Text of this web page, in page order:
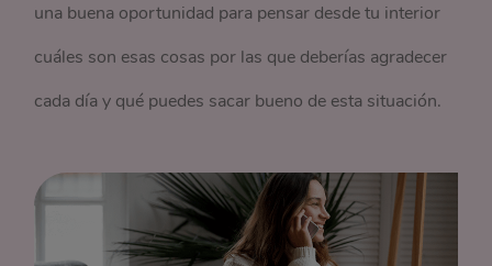
una buena oportunidad para pensar desde tu interior
cuáles son esas cosas por las que deberías agradecer
cada día y qué puedes sacar bueno de esta situación.